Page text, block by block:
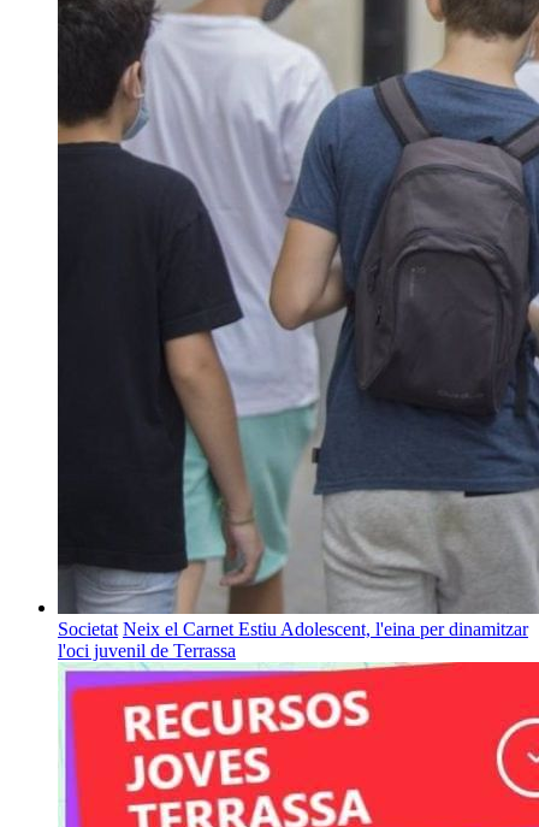
Societat Neix el Carnet Estiu Adolescent, l'eina per dinamitzar
l'oci juvenil de Terrassa